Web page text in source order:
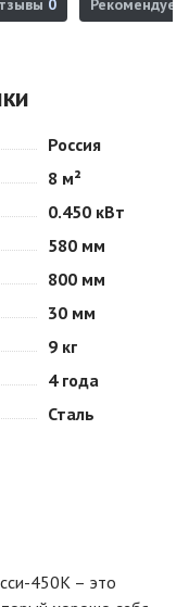
0 Рекомендуем
Россия
8 м²
0.450 кВт
580 мм
800 мм
30 мм
9 кг
4 года
Сталь
450К – это